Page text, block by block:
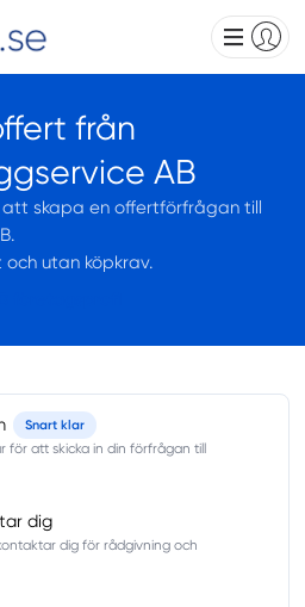
från
AB
att skapa en offertförfrågan till
utan köpkrav.
Snart klar
för att skicka in din förfrågan till
dig
dig för rådgivning och